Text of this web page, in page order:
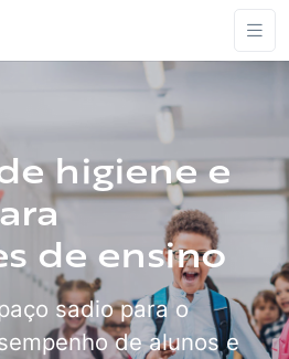
higiene e
de ensino
sadio para o
de alunos e